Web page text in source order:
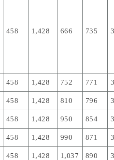
458 1,428 666 735
458 1,428 752 771
458 1,428 810 796
458 1,428 950 854
458 1,428 990 871
458 1,428 1,037 890